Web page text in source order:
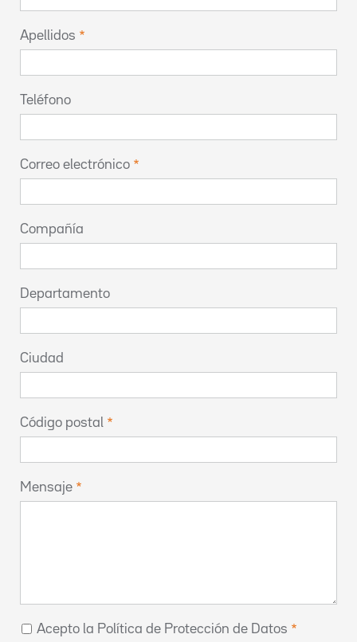
Apellidos
Teléfono
Correo electrónico
Compañía
Departamento
Ciudad
Código postal
Mensaje
Acepto la Política de Protección de Datos